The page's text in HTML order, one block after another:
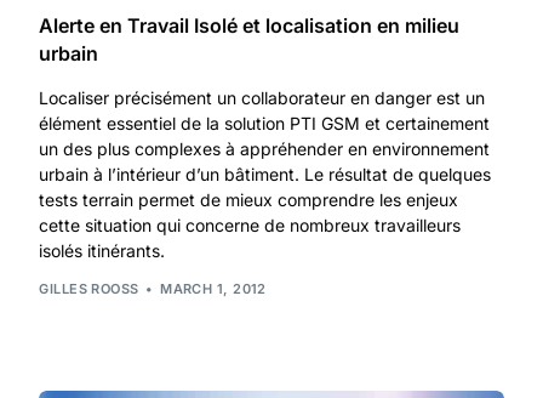
Alerte en Travail Isolé et localisation en milieu
urbain
Localiser précisément un collaborateur en danger est un
élément essentiel de la solution PTI GSM et certainement
un des plus complexes à appréhender en environnement
urbain à l’intérieur d’un bâtiment. Le résultat de quelques
tests terrain permet de mieux comprendre les enjeux
cette situation qui concerne de nombreux travailleurs
isolés itinérants.
GILLES ROOSS MARCH 1, 2012